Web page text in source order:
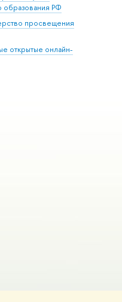
образования РФ
просвещения
открытые онлайн-